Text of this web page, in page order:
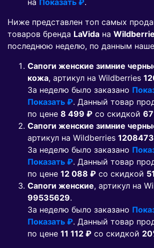
на Показать ₽.
Ниже представлен топ самых
товаров бренда LaVida на
последнюю неделю, по данным
Сапоги женские зимние
кожа, артикул на Wildberries
За неделю было заказано
Показать ₽. Данный товар
по цене 8 499 ₽ co скидкой
Сапоги женские зимние
артикул на Wildberries
За неделю было заказано
Показать ₽. Данный товар
по цене 12 088 ₽ co скидкой
Сапоги женские, артикул на
99535629.
За неделю было заказано
Показать ₽. Данный товар
по цене 11 112 ₽ co скидкой